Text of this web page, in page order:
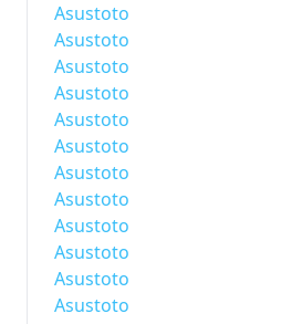
Asustoto
Asustoto
Asustoto
Asustoto
Asustoto
Asustoto
Asustoto
Asustoto
Asustoto
Asustoto
Asustoto
Asustoto